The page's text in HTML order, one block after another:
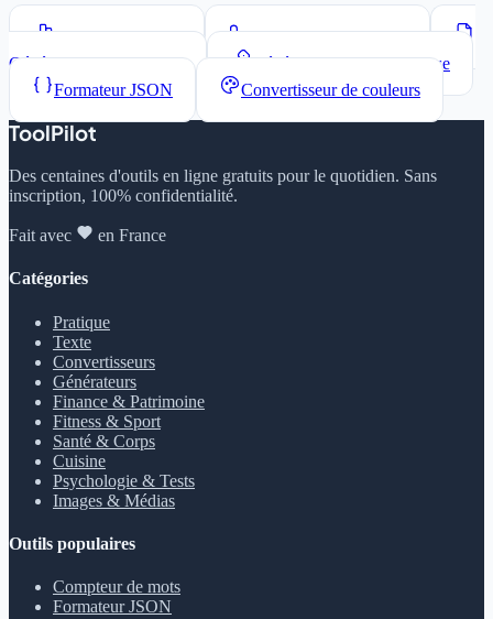
Compteur de mots
Convertisseur de casse
Générateur Lorem Ipsum
Générateur de mots de passe
Formateur JSON
Convertisseur de couleurs
ToolPilot
Des centaines d'outils en ligne gratuits pour le quotidien. Sans
inscription, 100% confidentialité.
Fait avec en France
Catégories
Pratique
Texte
Convertisseurs
Générateurs
Finance & Patrimoine
Fitness & Sport
Santé & Corps
Cuisine
Psychologie & Tests
Images & Médias
Outils populaires
Compteur de mots
Formateur JSON